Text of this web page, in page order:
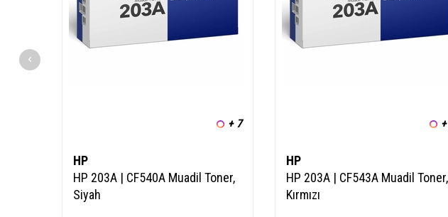
+ 7
HP
HP 203A | CF540A Muadil Toner,
Siyah
HP
HP 203A | CF543A Muadil Toner,
Kırmızı